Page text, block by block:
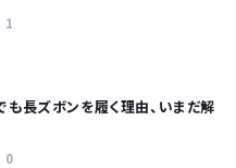
1
長ズボンを履く理由、いまだ解
0